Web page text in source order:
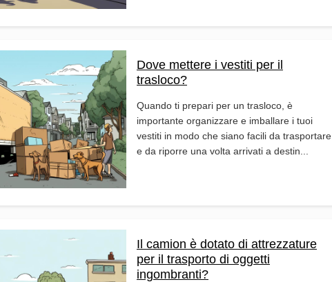
Dove mettere i vestiti per il
trasloco?
Quando ti prepari per un trasloco, è
importante organizzare e imballare i tuoi
vestiti in modo che siano facili da trasportare
e da riporre una volta arrivati a destin...
Il camion è dotato di attrezzature
per il trasporto di oggetti
ingombranti?